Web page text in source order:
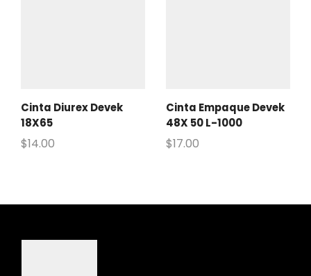
Cinta Diurex Devek
18X65
$14.00
Cinta Empaque Devek
48X 50 L-1000
$17.00